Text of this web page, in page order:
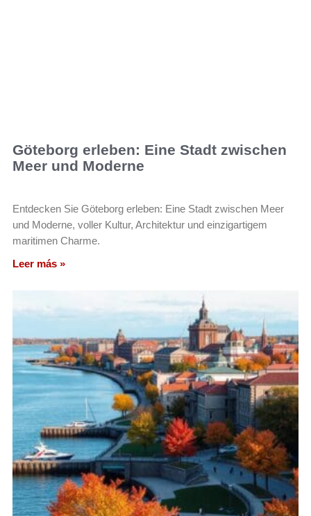
Göteborg erleben: Eine Stadt zwischen
Meer und Moderne
Entdecken Sie Göteborg erleben: Eine Stadt zwischen Meer
und Moderne, voller Kultur, Architektur und einzigartigem
maritimen Charme.
Leer más »